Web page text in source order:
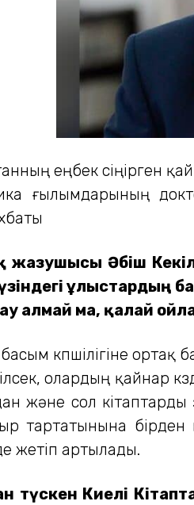
еңбек сіңірген
ғылымдарының
жазушысы Әбіш
ұлыстардың
алмай ма, қалай
көпшілігіне ортақ
олардың қайнар
және сол
тартатынына бірден
жетіп артылады.
түскен Киелі